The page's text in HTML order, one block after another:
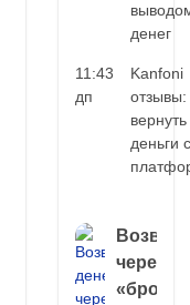
денег
11:43
дп
Kanfoni
отзывы:
вернуть
деньги с
через